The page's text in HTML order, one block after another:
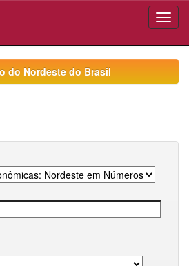
do Nordeste do Brasil